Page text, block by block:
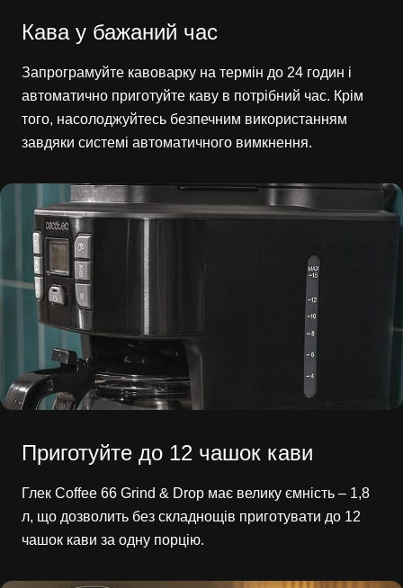
Кава у бажаний час
Запрограмуйте кавоварку на термін до 24 годин і
автоматично приготуйте каву в потрібний час. Крім
того, насолоджуйтесь безпечним використанням
завдяки системі автоматичного вимкнення.
Приготуйте до 12 чашок кави
Глек Coffee 66 Grind & Drop має велику ємність – 1,8
л, що дозволить без складнощів приготувати до 12
чашок кави за одну порцію.